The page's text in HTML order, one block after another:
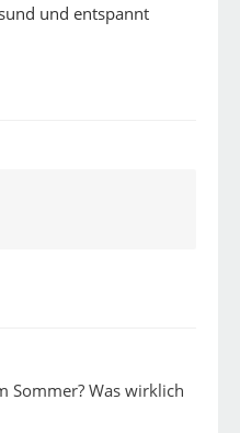
und entspannt
Sommer? Was wirklich